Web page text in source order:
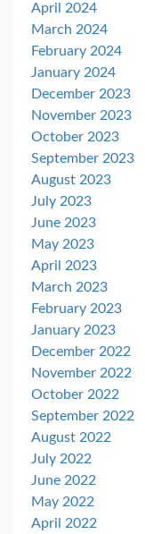
April 2024
March 2024
February 2024
January 2024
December 2023
November 2023
October 2023
September 2023
August 2023
July 2023
June 2023
May 2023
April 2023
March 2023
February 2023
January 2023
December 2022
November 2022
October 2022
September 2022
August 2022
July 2022
June 2022
May 2022
April 2022